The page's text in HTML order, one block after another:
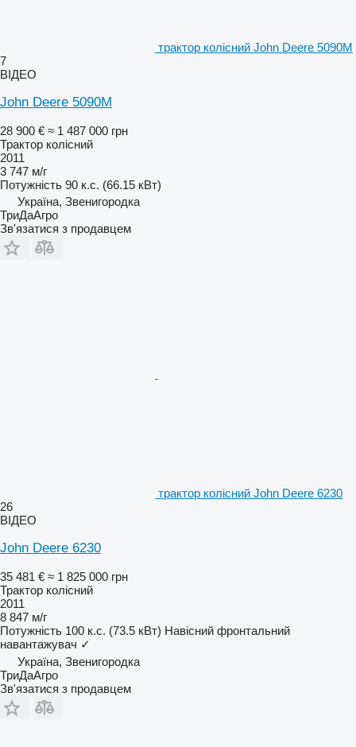
трактор колісний John Deere 5090M
7
ВІДЕО
John Deere 5090M
28 900 € ≈ 1 487 000 грн
Трактор колісний
2011
3 747 м/г
Потужність 90 к.с. (66.15 кВт)
Україна, Звенигородка
ТриДаАгро
Зв'язатися з продавцем
трактор колісний John Deere 6230
26
ВІДЕО
John Deere 6230
35 481 € ≈ 1 825 000 грн
Трактор колісний
2011
8 847 м/г
Потужність 100 к.с. (73.5 кВт) Навісний фронтальний
навантажувач ✓
Україна, Звенигородка
ТриДаАгро
Зв'язатися з продавцем